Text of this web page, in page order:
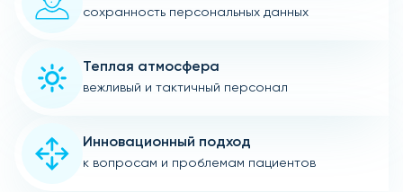
сохранность персональных данных
Теплая атмосфера
вежливый и тактичный персонал
Инновационный подход
к вопросам и проблемам пациентов